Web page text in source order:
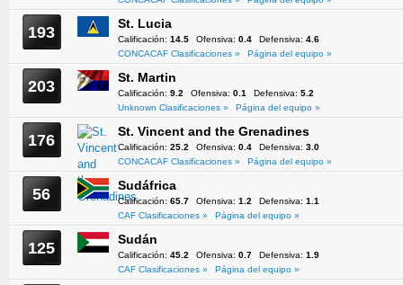
193 St. Lucia
Calificación: 14.5 Ofensiva: 0.4 Defensiva: 4.6
CONCACAF Clasificaciones »
Página del equipo »
203 St. Martin
Calificación: 9.2 Ofensiva: 0.1 Defensiva: 5.2
Unknown Clasificaciones »
Página del equipo »
176 St. Vincent and the Grenadines
Calificación: 25.2 Ofensiva: 0.4 Defensiva: 3.0
CONCACAF Clasificaciones »
Página del equipo »
56 Sudáfrica
Calificación: 65.7 Ofensiva: 1.2 Defensiva: 1.1
CAF Clasificaciones »
Página del equipo »
125 Sudán
Calificación: 45.2 Ofensiva: 0.7 Defensiva: 1.9
CAF Clasificaciones »
Página del equipo »